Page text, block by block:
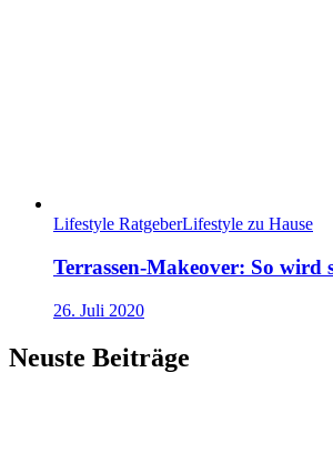
Lifestyle RatgeberLifestyle zu Hause
Terrassen-Makeover: So wird
26. Juli 2020
Neuste Beiträge